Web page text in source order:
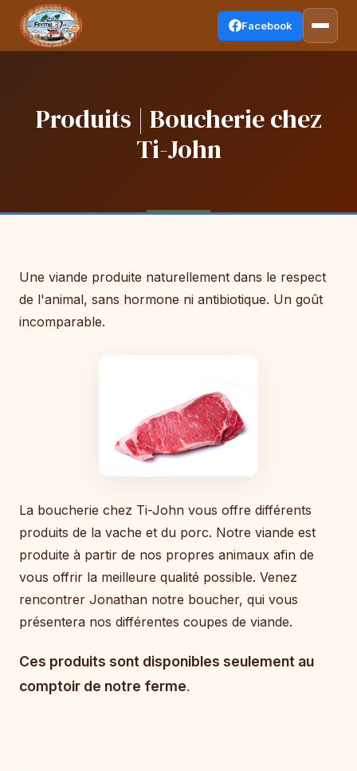
Facebook
Produits | Boucherie chez
Ti-John
Une viande produite naturellement dans le respect
de l'animal, sans hormone ni antibiotique. Un goût
incomparable.
La boucherie chez Ti-John vous offre différents
produits de la vache et du porc. Notre viande est
produite à partir de nos propres animaux afin de
vous offrir la meilleure qualité possible. Venez
rencontrer Jonathan notre boucher, qui vous
présentera nos différentes coupes de viande.
Ces produits sont disponibles seulement au
comptoir de notre ferme.